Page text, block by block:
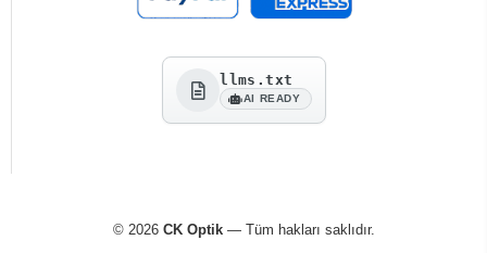
llms.txt
AI READY
© 2026 CK Optik— Tüm hakları saklıdır.